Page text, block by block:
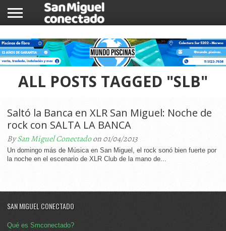
NOTICIAS
COMUNIDAD
COMERCIOS
ALL POSTS TAGGED "SLB"
Saltó la Banca en XLR San Miguel: Noche de
rock con SALTA LA BANCA
BySan Miguel Conectadoon 01/04/2013
Un domingo más de Música en San Miguel, el rock sonó bien fuerte por
la noche en el escenario de XLR Club de la mano de...
SAN MIGUEL CONECTADO
Qué es Smconectado?